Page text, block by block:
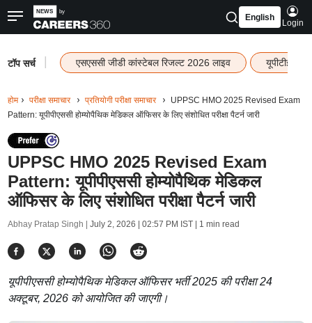
English
Login
टॉप सर्च एसएससी जीडी कांस्टेबल रिजल्ट 2026 लाइव यूपीटीईटी
होम परीक्षा समाचार प्रतियोगी परीक्षा समाचार
UPPSC HMO 2025 Revised Exam
Pattern: यूपीपीएससी होम्योपैथिक मेडिकल ऑफिसर के लिए संशोधित परीक्षा पैटर्न जारी
UPPSC HMO 2025 Revised Exam
Pattern: यूपीपीएससी होम्योपैथिक मेडिकल
ऑफिसर के लिए संशोधित परीक्षा पैटर्न जारी
Abhay Pratap Singh | July 2, 2026 | 02:57 PM IST| 1 min read
यूपीपीएससी होम्योपैथिक मेडिकल ऑफिसर भर्ती 2025 की परीक्षा 24
अक्टूबर, 2026 को आयोजित की जाएगी।